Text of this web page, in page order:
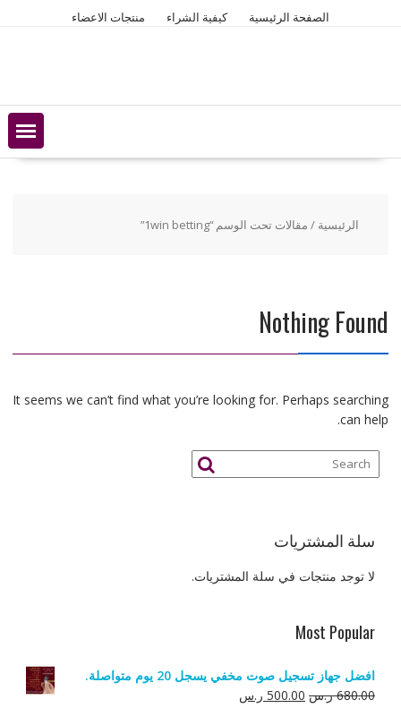
الصفحة الرئيسية كيفية الشراء منتجات الاعضاء
الرئيسية / مقالات تحت الوسم “1win betting”
Nothing Found
It seems we can’t find what you’re looking for. Perhaps searching
can help.
سلة المشتريات
لا توجد منتجات في سلة المشتريات.
Most Popular
افضل جهاز تسجيل صوت مخفي يسجل 20 يوم متواصلة.
680.00 ر.س السعر
500.00 ر.سالسعر